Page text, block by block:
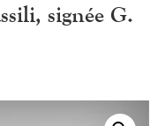
signée G.